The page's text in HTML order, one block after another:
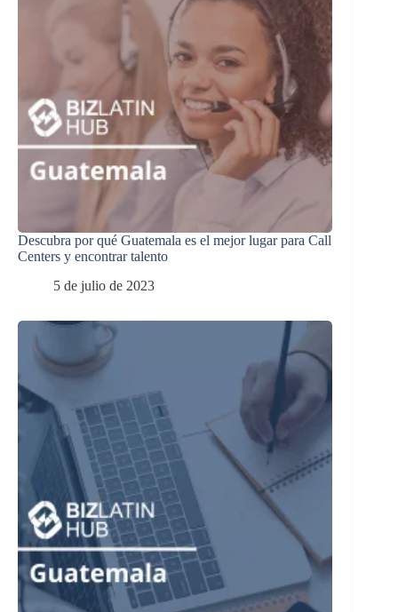
Descubra por qué Guatemala es el mejor lugar para Call
Centers y encontrar talento
5 de julio de 2023